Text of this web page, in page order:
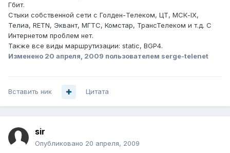
Гбит.
Стыки собственной сети с Голден-Телеком, ЦТ, МСК-IX,
Телиа, RETN, Эквант, МГТС, Комстар, ТрансТелеком и т.д. С
Интернетом проблем нет.
Также все виды маршрутизации: static, BGP4.
Изменено 20 апреля, 2009 пользователем serge-telenet
Вставить ник Цитата
sir
Опубликовано 20 апреля, 2009